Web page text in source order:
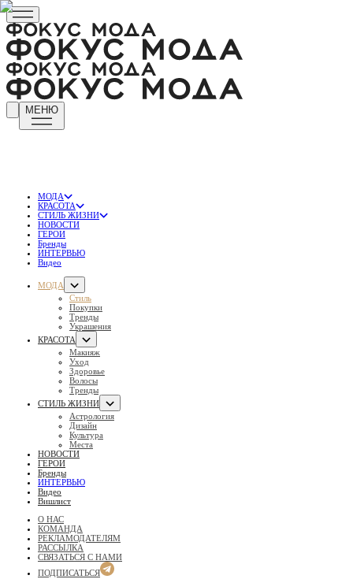
МЕНЮ
МОДА
КРАСОТА
СТИЛЬ ЖИЗНИ
НОВОСТИ
ГЕРОИ
Бренды
ИНТЕРВЬЮ
Видео
МОДА
Стиль
Покупки
Тренды
Украшения
КРАСОТА
Макияж
Уход
Здоровье
Волосы
Тренды
СТИЛЬ ЖИЗНИ
Астрология
Дизайн
Культура
Места
НОВОСТИ
ГЕРОИ
Бренды
ИНТЕРВЬЮ
Видео
Вишлист
О НАС
КОМАНДА
РЕКЛАМОДАТЕЛЯМ
РАССЫЛКА
СВЯЗАТЬСЯ С НАМИ
ПОДПИСАТЬСЯ